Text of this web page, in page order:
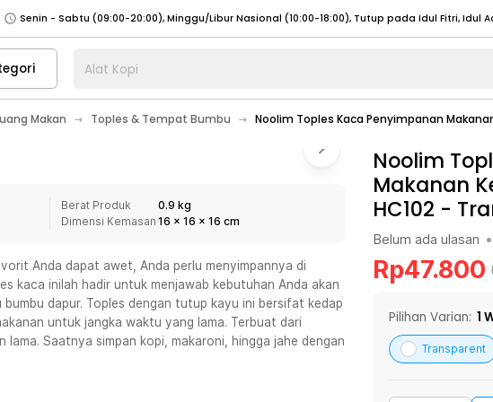
Senin - Jumat (07:00 - 20:00), Sabtu - Minggu (08:00 - 20:00), Tutup pada Idul Fitri
Senin - Jumat (08:00 - 20:00), Sabtu - Minggu/ Libur Nasional (08:00 - 17:00) Selengkapnya
Senin - Jumat (08:00 - 20:00), Sabtu - Minggu/ Libur Nasional (08:00 - 17:00) Selengkapnya
Senin - Sabtu (09:00-20:00), Minggu/Libur Nasional (12:00-20:00), Tutup pada Idul Fitri
Senin - Sabtu (09:00-20:00), Minggu/Libur Nasional (12:00-20:00), Tutup pada Idul Fitri
Senin - Jumat (07:00 - 20:00), Sabtu - Minggu (08:00 - 20:00), Tutup pada Idul Fitri
Senin - Jumat (08:00 - 20:00), Sabtu - Minggu/ Libur Nasional (08:00 - 17:00) Selengkapnya
Alat Kopi
Makan Toples & Tempat Bumbu Noolim Toples Kaca Penyimpanan
Berat Produk
0.9 kg
Dimensi Kemasan 16 x 16 x 16 cm
Anda dapat awet, Anda perlu menyimpannya di
kaca inilah hadir untuk menjawab kebutuhan Anda akan
dapur. Toples dengan tutup kayu ini bersifat kedap
untuk jangka waktu yang lama. Terbuat dari
Saatnya simpan kopi, makaroni, hingga jahe dengan
Noolim
Makanan
HC102 -
Belum ada ulasan •
Rp47.800
Pilihan Varian: 1
Transparent